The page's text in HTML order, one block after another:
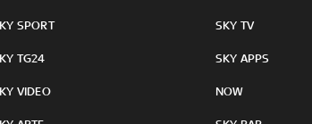
SPORT
TG24
VIDEO
SKY TV
SKY APPS
NOW